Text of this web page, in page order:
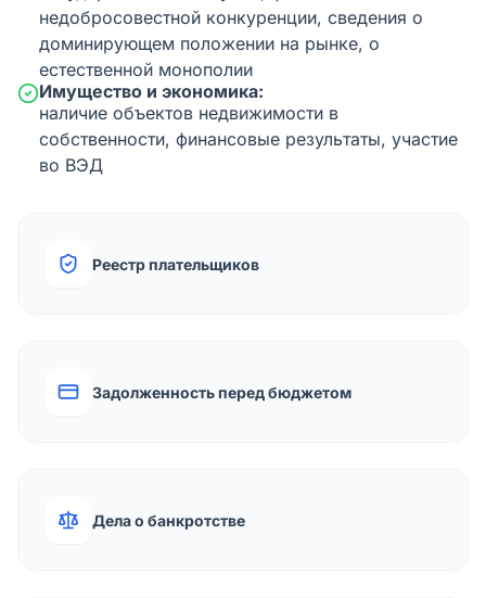
недобросовестной конкуренции, сведения о
доминирующем положении на рынке, о
естественной монополии
Имущество и экономика:
наличие объектов недвижимости в
собственности, финансовые результаты, участие
во ВЭД
Реестр плательщиков
Задолженность перед бюджетом
Дела о банкротстве